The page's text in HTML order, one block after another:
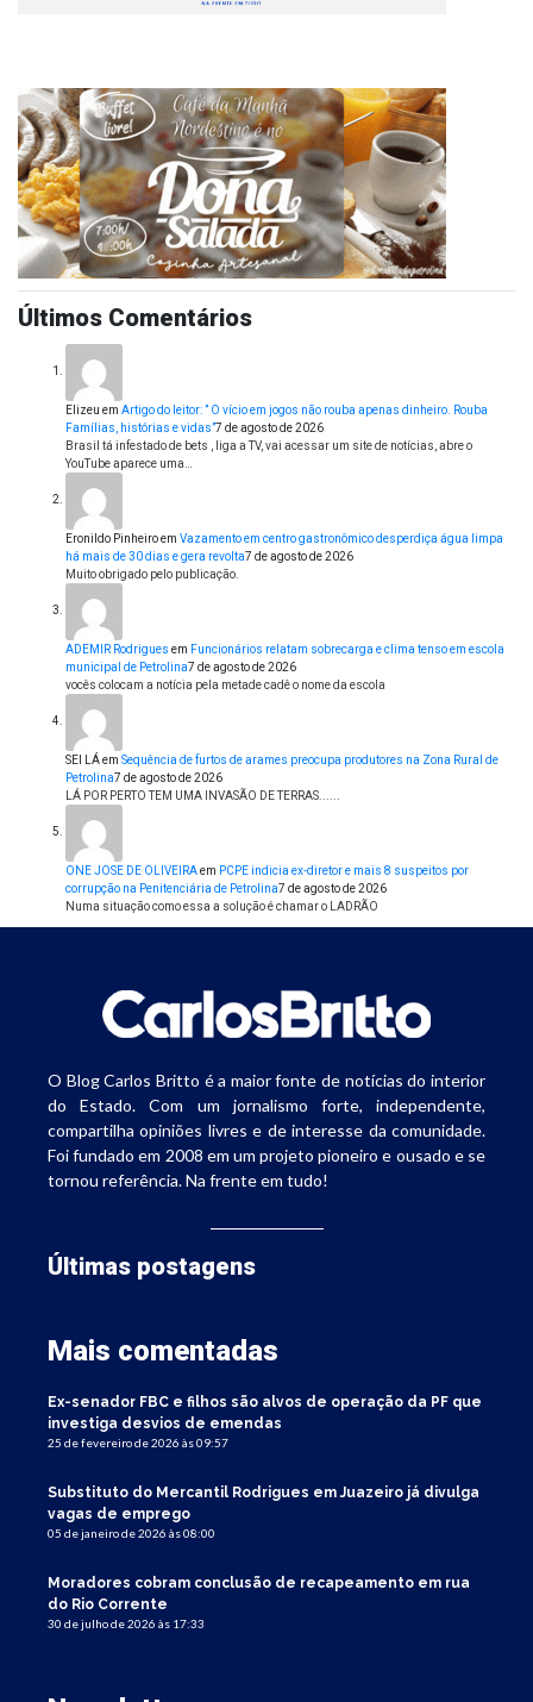
Últimos Comentários
Elizeu em Artigo do leitor: ” O vício em jogos não rouba apenas dinheiro. Rouba
Famílias, histórias e vidas”7 de agosto de 2026
Brasil tá infestado de bets , liga a TV, vai acessar um site de notícias, abre o
YouTube aparece uma…
Eronildo Pinheiroem Vazamento em centro gastronômico desperdiça água limpa
há mais de 30 dias e gera revolta7 de agosto de 2026
Muito obrigado pelo publicação.
ADEMIR Rodrigues em Funcionários relatam sobrecarga e clima tenso em escola
municipal de Petrolina7 de agosto de 2026
vocês colocam a notícia pela metade cadê o nome da escola
SEI LÁem Sequência de furtos de arames preocupa produtores na Zona Rural de
Petrolina7 de agosto de 2026
LÁ POR PERTO TEM UMA INVASÃO DE TERRAS......
ONE JOSE DE OLIVEIRAem PCPE indicia ex-diretor e mais 8 suspeitos por
corrupção na Penitenciária de Petrolina7 de agosto de 2026
Numa situação como essa a solução é chamar o LADRÃO
O Blog Carlos Britto é a maior fonte de notícias do interior
do Estado. Com um jornalismo forte, independente,
compartilha opiniões livres e de interesse da comunidade.
Foi fundado em 2008 em um projeto pioneiro e ousado e se
tornou referência. Na frente em tudo!
Últimas postagens
Mais comentadas
Ex-senador FBC e filhos são alvos de operação da PF que
investiga desvios de emendas
25 de fevereiro de 2026 às 09:57
Substituto do Mercantil Rodrigues em Juazeiro já divulga
vagas de emprego
05 de janeiro de 2026 às 08:00
Moradores cobram conclusão de recapeamento em rua
do Rio Corrente
30 de julho de 2026 às 17:33